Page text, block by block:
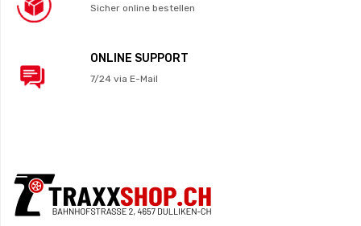
Sicher online bestellen
ONLINE SUPPORT
7/24 via E-Mail